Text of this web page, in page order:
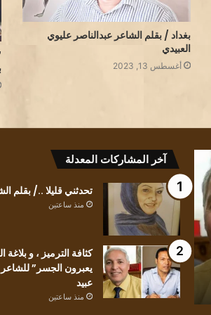
بغداد / بقلم الشاعر عبدالناصر عليوي
العبيدي
أغسطس 13, 2023
تشمّع
الليل/
بقلم
الأديبة
إقبال
الشايب
غانم
منذ ساعتين
تشمّع الليل/ بقلم الأديبة إقبال الشايب
آخر المشاركات المعدلة
تحدثني قليلا ../ بقلم
منذ ساعتين
كثافة الترميز ، و
يعبرون الجسر” للشاعر
عبيد
منذ ساعتين